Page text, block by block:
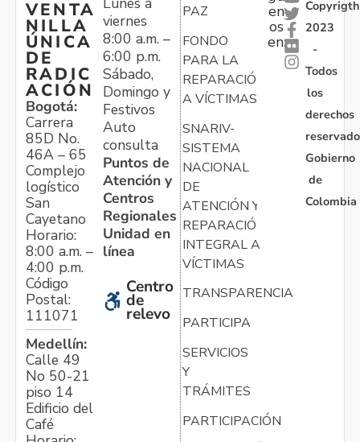
VENTA
NILLA
ÚNICA
DE
RADIC
ACIÓN
Bogotá:
Carrera
85D No.
46A – 65
Complejo
logístico
San
Cayetano
Horario:
8:00 a.m. –
4:00 p.m.
Código
Postal:
111071
Medellín:
Calle 49
No 50-21
piso 14
Edificio del
Café
viernes
8:00 a.m. –
6:00 p.m.
Sábado,
Domingo y
Festivos
Auto
consulta
Puntos de
Atención y
Centros
Regionales
Unidad en
línea
Centro
de
relevo
PAZ
FONDO
PARA LA
REPARACIÓN
A VÍCTIMAS
SNARIV-
SISTEMA
NACIONAL
DE
ATENCIÓN Y
REPARACIÓN
INTEGRAL A
VÍCTIMAS
TRANSPARENCIA
PARTICIPA
SERVICIOS
Y
TRÁMITES
PARTICIPACIÓN
en
os
en:
Copyrigth
2023
-
Todos
los
derechos
Gobierno
de
Colombia